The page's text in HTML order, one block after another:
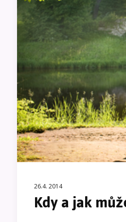
26.4. 2014
Kdy a jak